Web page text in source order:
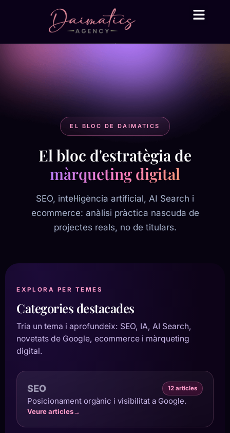
EL BLOC DE DAIMATICS
El bloc d'estratègia de
màrqueting digital
SEO, intel·ligència artificial, AI Search i
ecommerce: anàlisi pràctica nascuda de
projectes reals, no de titulars.
EXPLORA PER TEMES
Categories destacades
Tria un tema i aprofundeix: SEO, IA, AI Search,
novetats de Google, ecommerce i màrqueting
digital.
SEO 12 articles
Posicionament orgànic i visibilitat a Google.
Veure articles→
Daima Business AI
● En línia